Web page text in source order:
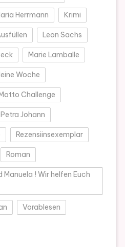
Herrmann Krimi
Leon Sachs
Marie Lamballe
Woche
Challenge
Petra Johann
Rezensiinsexemplar
Roman
! Wir helfen Euch
Vorablesen